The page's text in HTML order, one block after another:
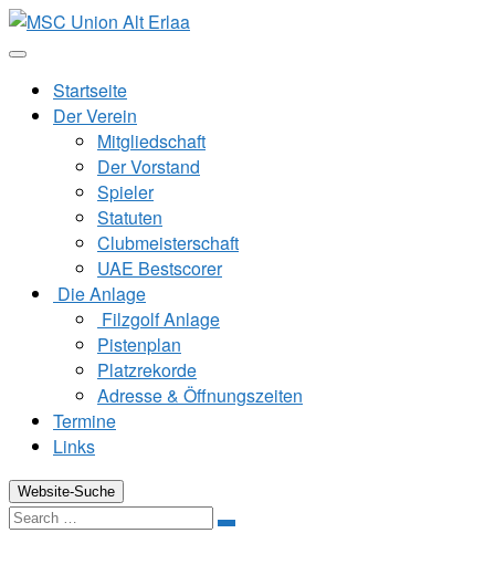
Zum
Inhalt
Startseite
Der Verein
Mitgliedschaft
Der Vorstand
Spieler
Statuten
Clubmeisterschaft
UAE Bestscorer
Die Anlage
Filzgolf Anlage
Pistenplan
Platzrekorde
Adresse & Öffnungszeiten
Termine
Links
Website-Suche
Search